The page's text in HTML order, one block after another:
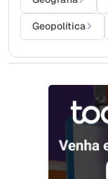
Geopolítica